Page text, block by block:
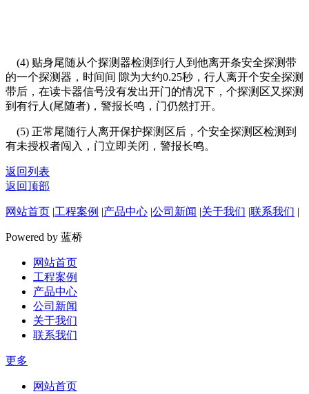
(4) 贴身尾随从个探测器检测到行人到他离开条安全探测带
的一个探测器，时间间 隙为大约0.25秒，行人离开个安全探测
带后，在读卡器信号没有发出开门的情况下，个探测区又探测
到有行人(尾随者)，警报长鸣，门仍然打开。
(5) 正常尾随行人离开保护探测区后，个安全探测区检测到
有未授权者闯入，门立即关闭，警报长鸣。
返回列表
返回顶部
网站首页 |工程案例 |产品中心 |公司新闻 |关于我们 |联系我们 |
Powered by 蓝桥
网站首页
工程案例
产品中心
公司新闻
关于我们
联系我们
更多
网站首页